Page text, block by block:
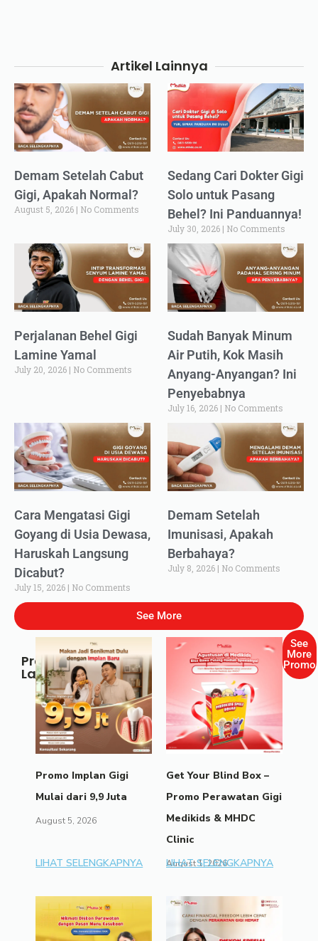
Artikel Lainnya
Demam Setelah Cabut
Gigi, Apakah Normal?
August 5, 2026 No Comments
Sedang Cari Dokter Gigi
Solo untuk Pasang
Behel? Ini Panduannya!
July 30, 2026 No Comments
Perjalanan Behel Gigi
Lamine Yamal
July 20, 2026 No Comments
Sudah Banyak Minum
Air Putih, Kok Masih
Anyang-Anyangan? Ini
Penyebabnya
July 16, 2026 No Comments
Cara Mengatasi Gigi
Goyang di Usia Dewasa,
Haruskah Langsung
Dicabut?
July 15, 2026 No Comments
Demam Setelah
Imunisasi, Apakah
Berbahaya?
July 8, 2026 No Comments
See More
Promo
Lainnya
Promo Implan Gigi
Mulai dari 9,9 Juta
August 5, 2026
LIHAT SELENGKAPNYA
Get Your Blind Box –
Promo Perawatan Gigi
Medikids & MHDC
Clinic
August 1, 2026
LIHAT SELENGKAPNYA
See
More
Promo